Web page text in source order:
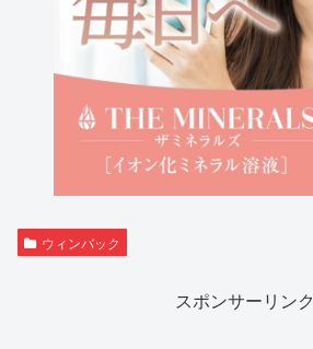
ウィンバック
スポンサーリンク